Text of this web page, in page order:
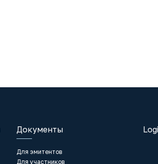
Документы
Для эмитентов
Для участников